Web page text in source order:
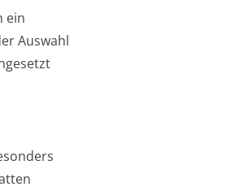
ein
Auswahl